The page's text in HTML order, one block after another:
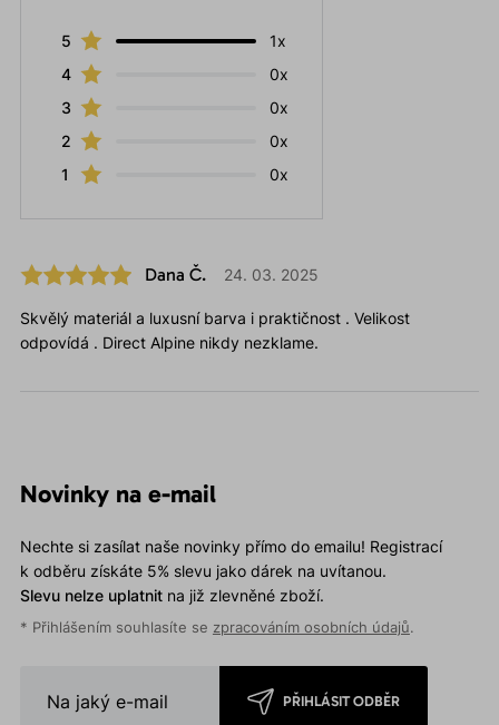
5
1x
4
0x
3
0x
2
0x
1
0x
Dana Č. 24. 03. 2025
Skvělý materiál a luxusní barva i praktičnost . Velikost
odpovídá . Direct Alpine nikdy nezklame.
Novinky na e-mail
Nechte si zasílat naše novinky přímo do emailu! Registrací
k odběru získáte 5% slevu jako dárek na uvítanou.
Slevu nelze uplatnitna již zlevněné zboží.
* Přihlášením souhlasíte se zpracováním osobních údajů.
PŘIHLÁSIT ODBĚR